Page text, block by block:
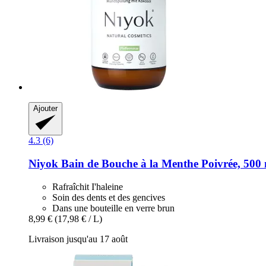
Ajouter
4.3 (6)
Niyok Bain de Bouche à la Menthe Poivrée, 500
Rafraîchit I'haleine
Soin des dents et des gencives
Dans une bouteille en verre brun
8,99 € (17,98 € / L)
Livraison jusqu'au 17 août